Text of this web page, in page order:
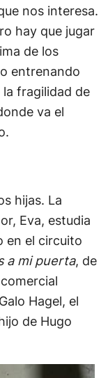
nos interesa.
hay que jugar
de los
entrenando
fragilidad de
va el
hijas. La
Eva, estudia
en el circuito
a mi puerta, de
Hagel, el
de Hugo